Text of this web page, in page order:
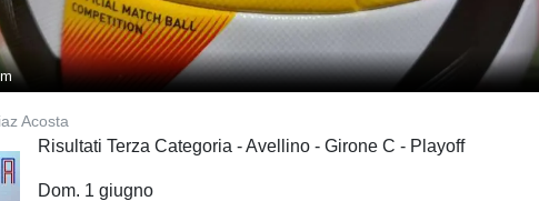
Acosta
Risultati Terza Categoria - Avellino - Girone C - Playoff
Dom. 1 giugno